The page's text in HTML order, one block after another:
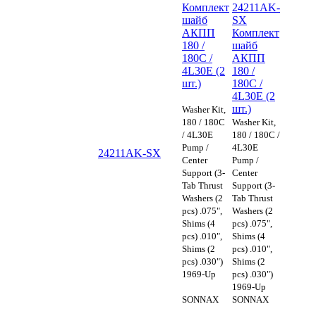
24211AK-SX
Комплект
шайб
АКПП
180 /
180C /
4L30E (2
шт.)
Washer Kit,
180 / 180C
/ 4L30E
Pump /
Center
Support (3-
Tab Thrust
Washers (2
pcs) .075",
Shims (4
pcs) .010",
Shims (2
pcs) .030")
1969-Up
SONNAX
24211AK-
SX
Комплект
шайб
АКПП
180 /
180C /
4L30E (2
шт.)
Washer Kit,
180 / 180C /
4L30E
Pump /
Center
Support (3-
Tab Thrust
Washers (2
pcs) .075",
Shims (4
pcs) .010",
Shims (2
pcs) .030")
1969-Up
SONNAX